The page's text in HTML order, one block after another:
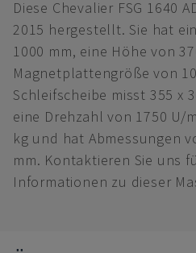
Diese Chevalier FSG 1640
2015 hergestellt. Sie hat
1000 mm, eine Höhe von
Magnetplattengröße von
Schleifscheibe misst 355 x
eine Drehzahl von 1750 U/
kg und hat Abmessungen
mm. Kontaktieren Sie uns
Informationen zu dieser